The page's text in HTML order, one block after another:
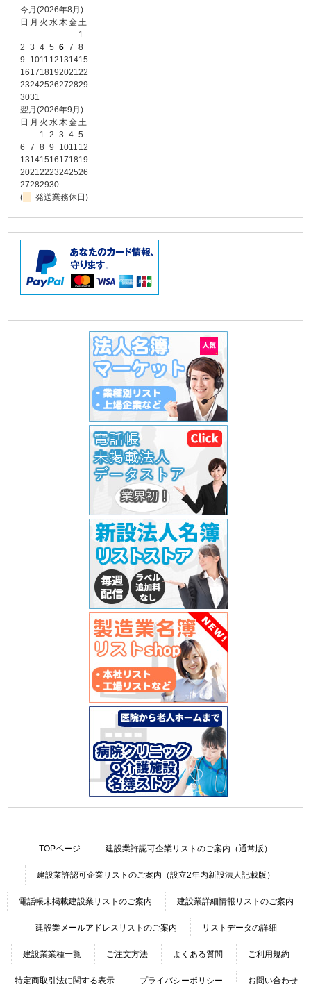
今月(2026年8月)
日 月 火 水木金土
1
2 3 4 5 6 7 8
9
1011 12131415
16171819202122
23242526272829
3031
翌月(2026年9月)
日 月 火 水木金土
1 2 3 4 5
6 7 8 9 1011 12
13141516171819
20212223242526
27282930
(
発送業務休日)
TOPページ 建設業許認可企業リストのご案内（通常版）
建設業許認可企業リストのご案内（設立2年内新設法人記載版）
電話帳未掲載建設業リストのご案内 建設業詳細情報リストのご案内
建設業メールアドレスリストのご案内 リストデータの詳細
建設業業種一覧 ご注文方法 よくある質問 ご利用規約
特定商取引法に関する表示 プライバシーポリシー お問い合わせ